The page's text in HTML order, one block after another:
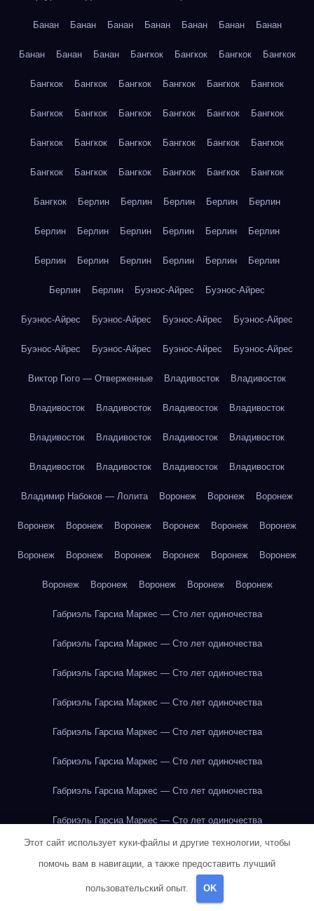
Банан Банан Банан Банан Банан Банан Банан
Банан Банан Банан Бангкок Бангкок Бангкок Бангкок
Бангкок Бангкок Бангкок Бангкок Бангкок Бангкок
Бангкок Бангкок Бангкок Бангкок Бангкок Бангкок
Бангкок Бангкок Бангкок Бангкок Бангкок Бангкок
Бангкок Бангкок Бангкок Бангкок Бангкок Бангкок
Бангкок Берлин Берлин Берлин Берлин Берлин
Берлин Берлин Берлин Берлин Берлин Берлин
Берлин Берлин Берлин Берлин Берлин Берлин
Берлин Берлин Буэнос-Айрес Буэнос-Айрес
Буэнос-Айрес Буэнос-Айрес Буэнос-Айрес Буэнос-Айрес
Буэнос-Айрес Буэнос-Айрес Буэнос-Айрес Буэнос-Айрес
Виктор Гюго — Отверженные Владивосток Владивосток
Владивосток Владивосток Владивосток Владивосток
Владивосток Владивосток Владивосток Владивосток
Владивосток Владивосток Владивосток Владивосток
Владимир Набоков — Лолита Воронеж Воронеж Воронеж
Воронеж Воронеж Воронеж Воронеж Воронеж Воронеж
Воронеж Воронеж Воронеж Воронеж Воронеж Воронеж
Воронеж Воронеж Воронеж Воронеж Воронеж
Габриэль Гарсиа Маркес — Сто лет одиночества
Габриэль Гарсиа Маркес — Сто лет одиночества
Габриэль Гарсиа Маркес — Сто лет одиночества
Габриэль Гарсиа Маркес — Сто лет одиночества
Габриэль Гарсиа Маркес — Сто лет одиночества
Габриэль Гарсиа Маркес — Сто лет одиночества
Габриэль Гарсиа Маркес — Сто лет одиночества
Габриэль Гарсиа Маркес — Сто лет одиночества
Габриэль Гарсиа Маркес — Сто лет одиночества
Габриэль Гарсиа Маркес — Сто лет одиночества
Этот сайт использует куки-файлы и другие технологии, чтобы
помочь вам в навигации, а также предоставить лучший
пользовательский опыт. OK